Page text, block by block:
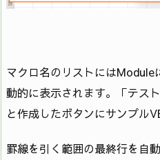
マクロ名のリストにはModule
動的に表示されます。「テス
と作成したボタンにサンプル
罫線を引く範囲の最終行を自